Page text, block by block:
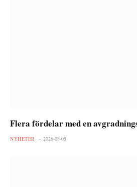
Flera fördelar med en
NYHETER 2026-08-05